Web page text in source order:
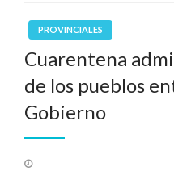
PROVINCIALES
Cuarentena
de los pueblos
Gobierno